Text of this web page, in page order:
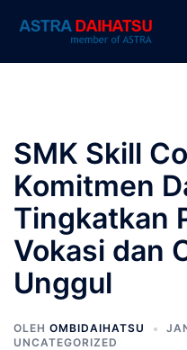
SMK Skill
Komitmen
Tingkatkan
Vokasi dan
Unggul
OLEH OMBIDAIHATSU
UNCATEGORIZED